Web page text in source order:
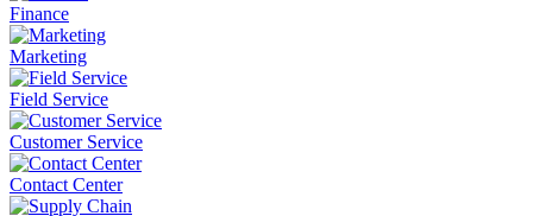
Finance
Marketing
Field Service
Customer Service
Contact Center